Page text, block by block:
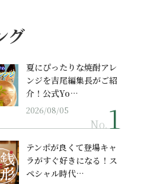
グ
夏にぴったりな焼酎アレ
ンジを吉尾編集長がご紹
介！公式Yo…
2026/08/05
No.
テンポが良くて登場キャ
ラがすぐ好きになる！ス
ペシャル時代…